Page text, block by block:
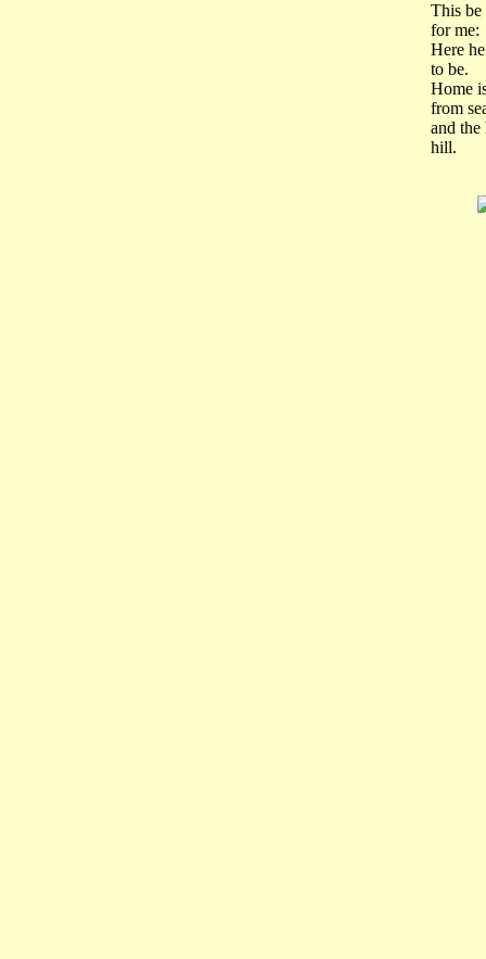
This be
for me:
Here
to be.
Home
from
and the
hill.